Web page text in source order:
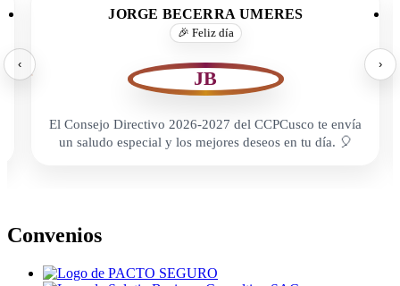
‹
JORGE BECERRA UMERES
🎉 Feliz día
JB
El Consejo Directivo 2026-2027 del CCPCusco te envía
un saludo especial y los mejores deseos en tu día. 🎈
›
Convenios